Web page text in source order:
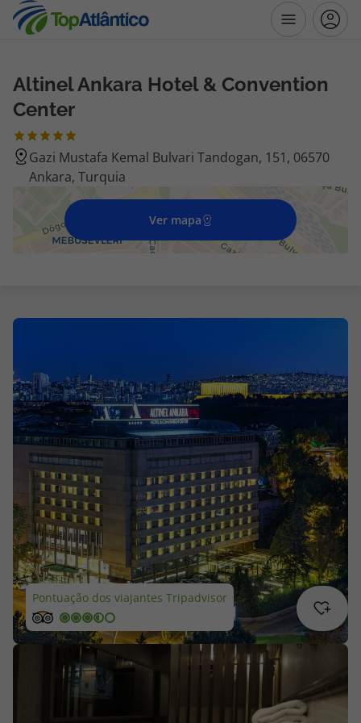
Destinos
Voos
Hotéis
Voos + Hotel
Cruzeiros
Promoções
Especialistas
Cheque Viagem
Rede de Lojas
Blog TopViagens
Área de Cliente
Altinel Ankara Hotel & Convention
Center
Gazi Mustafa Kemal Bulvari Tandogan, 151, 06570
Ankara, Turquia
Ver mapa
Pontuação dos viajantes Tripadvisor